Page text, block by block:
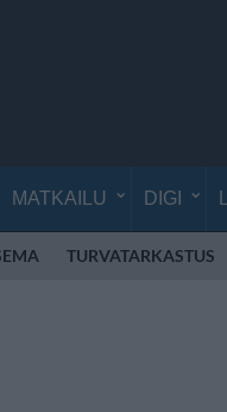
MATKAILU DIGI
TURVATARKASTUS